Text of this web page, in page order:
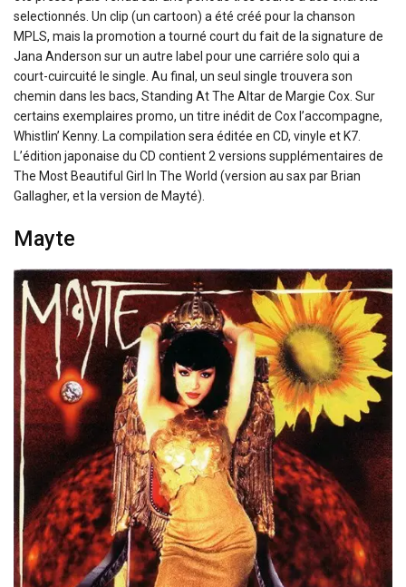
selectionnés. Un clip (un cartoon) a été créé pour la chanson
MPLS, mais la promotion a tourné court du fait de la signature de
Jana Anderson sur un autre label pour une carriére solo qui a
court-cuircuité le single. Au final, un seul single trouvera son
chemin dans les bacs, Standing At The Altar de Margie Cox. Sur
certains exemplaires promo, un titre inédit de Cox l’accompagne,
Whistlin’ Kenny. La compilation sera éditée en CD, vinyle et K7.
L’édition japonaise du CD contient 2 versions supplémentaires de
The Most Beautiful Girl In The World (version au sax par Brian
Gallagher, et la version de Mayté).
Mayte